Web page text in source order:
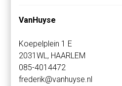
5TRACKS is gelegen in de
betere ligging bestaat bijna
het station van Breda. Aan de
nieuwe Rechtbank. Culturele
VanHuyse
Koepelplein 1 E
2031WL, HAARLEM
085-4014472
frederik@vanhuyse.nl